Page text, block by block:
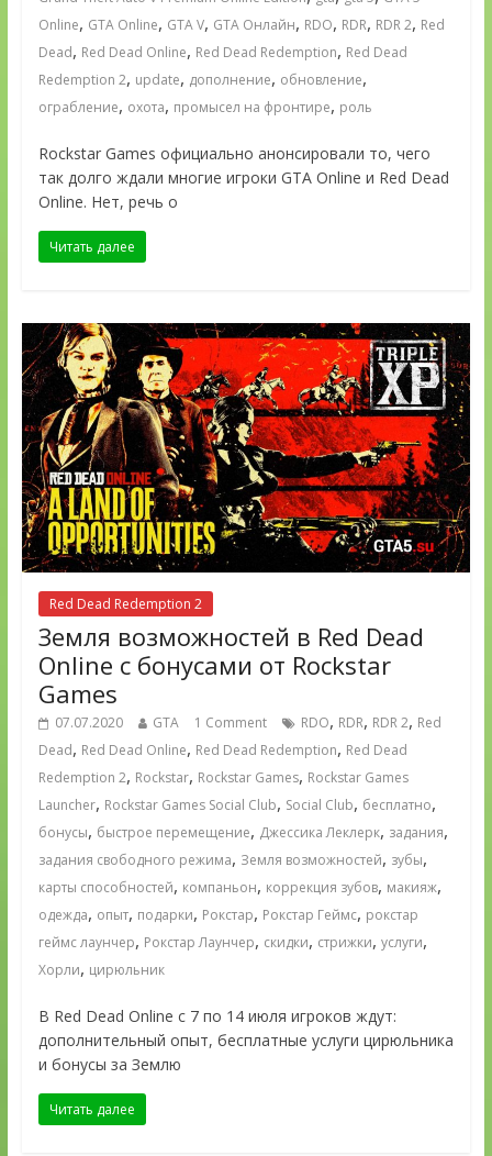
Online, GTA Online, GTA V, GTA Онлайн, RDO, RDR, RDR 2, Red
Dead, Red Dead Online, Red Dead Redemption, Red Dead
Redemption 2, update, дополнение, обновление,
ограбление, охота, промысел на фронтире, роль
Rockstar Games официально анонсировали то, чего
так долго ждали многие игроки GTA Online и Red Dead
Online. Нет, речь о
Читать далее
Red Dead Redemption 2
Земля возможностей в Red Dead
Online c бонусами от Rockstar
Games
07.07.2020 GTA 1 Comment RDO, RDR, RDR 2, Red
Dead, Red Dead Online, Red Dead Redemption, Red Dead
Redemption 2, Rockstar, Rockstar Games, Rockstar Games
Launcher, Rockstar Games Social Club, Social Club, бесплатно,
бонусы, быстрое перемещение, Джессика Леклерк, задания,
задания свободного режима, Земля возможностей, зубы,
карты способностей, компаньон, коррекция зубов, макияж,
одежда, опыт, подарки, Рокстар, Рокстар Геймс, рокстар
геймс лаунчер, Рокстар Лаунчер, скидки, стрижки, услуги,
Хорли, цирюльник
В Red Dead Online с 7 по 14 июля игроков ждут:
дополнительный опыт, бесплатные услуги цирюльника
и бонусы за Землю
Читать далее